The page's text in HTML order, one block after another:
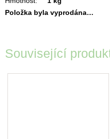
Související
Položka byla vyprodána…